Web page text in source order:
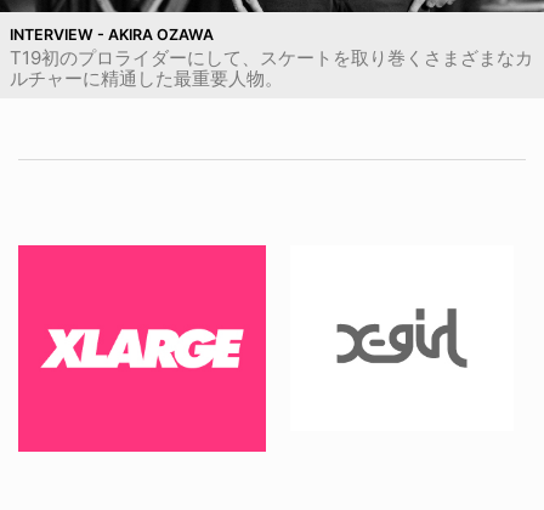
INTERVIEW - AKIRA OZAWA
T19初のプロライダーにして、スケートを取り巻くさまざまなカ
ルチャーに精通した最重要人物。